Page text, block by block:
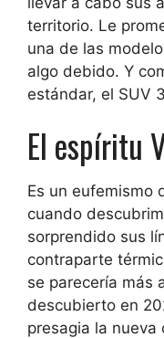
territorio. Le
una de las
algo debido. Y
estándar, el SUV
El espíritu
Es un eufemismo
cuando
sorprendido sus
contraparte
se parecería más
descubierto en
presagia la